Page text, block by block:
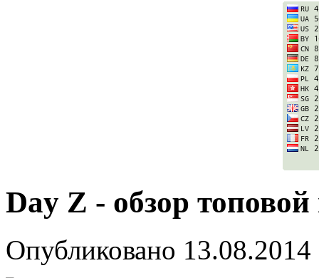
Day Z - обзор
Опубликовано 13.08.2014